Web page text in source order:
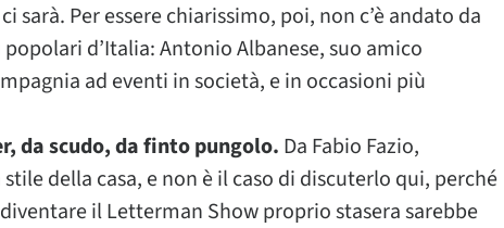
sarà. Per essere chiarissimo, poi, non c’è andato da
d’Italia: Antonio Albanese, suo amico
ad eventi in società, e in occasioni più
da scudo, da finto pungolo. Da Fabio Fazio,
della casa, e non è il caso di discuterlo qui, perché
il Letterman Show proprio stasera sarebbe